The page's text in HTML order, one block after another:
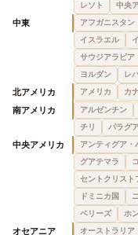
レソト
中央
中東 アフガニスタン
イスラエル
サウジアラビア
ヨルダン
レ
北アメリカ アメリカ カ
南アメリカ アルゼンチン
チリ
パラグ
中央アメリカ アンティグア・
グアテマラ
セントクリスト
ドミニカ国
ベリーズ
ホ
オセアニア オーストラリア